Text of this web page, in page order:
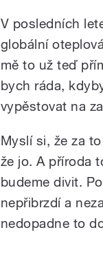
V posledních
globální
mě to už teď
bych ráda,
vypěstovat na
Myslí si, že za
že jo. A příroda
budeme divit.
nepřibrzdí a
nedopadne to